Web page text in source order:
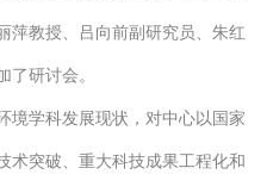
萍教授、吕向前副研究员、朱红
了研讨会。
境学科发展现状，对中心以国家
术突破、重大科技成果工程化和